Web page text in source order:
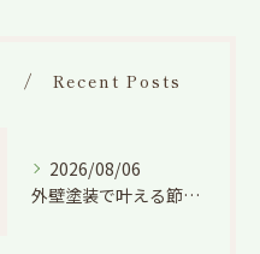
Recent Posts
2026/08/06
外壁塗装で叶える節電効果と愛知県の相場や色選びのポイントを徹底解説